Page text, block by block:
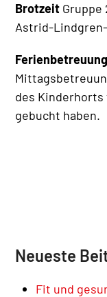
Brotzeit Gruppe
Astrid-
Ferienbetreuung
des
gebucht haben.
Neueste
Fit und